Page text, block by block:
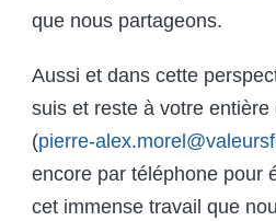
que nous partageons.
Aussi et dans cette
suis et reste à votre
(pierre-
encore par téléphone pour
cet immense travail que